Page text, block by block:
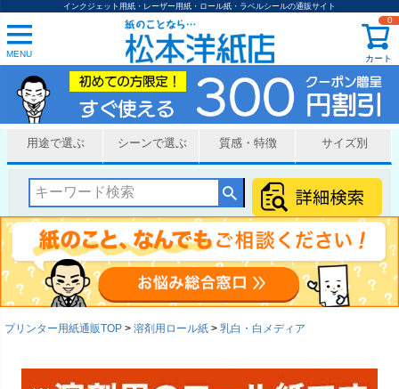
インクジェット用紙・レーザー用紙・ロール紙・ラベルシールの通販サイト
MENU カート
0
用途で選ぶ シーンで選ぶ 質感・特徴 サイズ別
プリンター用紙通販TOP 溶剤用ロール紙 乳白・白メディア